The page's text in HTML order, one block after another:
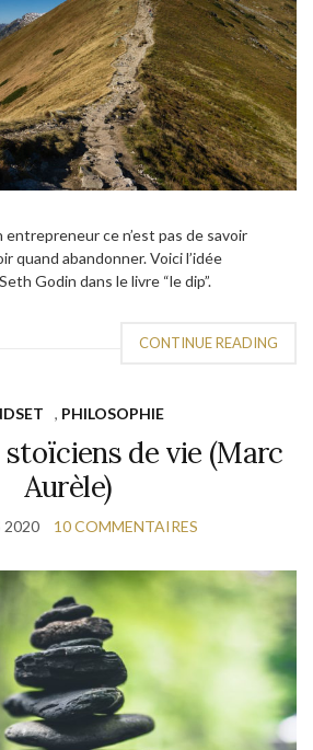
entrepreneur ce n’est pas de savoir
quand abandonner. Voici l’idée
Godin dans le livre “le dip”.
CONTINUE READING
, PHILOSOPHIE
stoïciens de vie (Marc
Aurèle)
2020 10 COMMENTAIRES